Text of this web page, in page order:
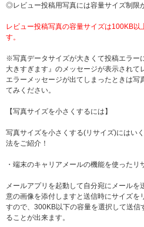
◎レビュー投稿用写真には容量サイズ制限
レビュー投稿写真の容量サイズは100KB以
す。
※写真データサイズが大きくて投稿エラー
大きすぎます』のメッセージが表示されて
エラーメッセージが出てしまったときは写
てみください。
【写真サイズを小さくするには】
写真サイズを小さくする(リサイズ)にはい
法をご紹介！
・端末のキャリアメールの機能を使ったリ
メールアプリを起動して自分宛にメール
意の画像を添付しますと送信時にサイズを
すので、300KB以下の容量を選択して送信
ることが出来ます。